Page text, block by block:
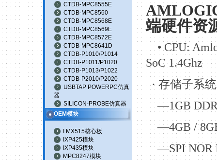
CTDB-MPC8555E
CTDB-MPC8560
CTDB-MPC8568E
CTDB-MPC8569E
CTDB-MPC8572E
CTDB-MPC8641D
CTDB-P1010/P1014
CTDB-P1011/P1020
CTDB-P1013/P1022
CTDB-P2010/P2020
USBTAP POWERPC仿真
器
SILICON-PROBE仿真器
OEM模块
I.MX515核心板
IXP425模块
IXP435模块
MPC8247模块
端硬件资
•CPU:
SoC 1.4Ghz
· 存储子系
—1GB
—4GB /
—SPI NOR